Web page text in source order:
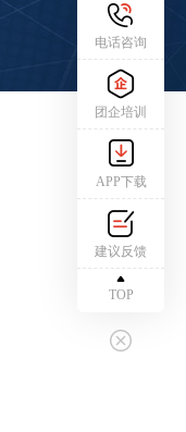
电话咨询
团企培训
APP下载
建议反馈
TOP